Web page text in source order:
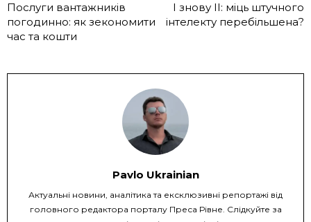
Послуги вантажників
погодинно: як зекономити
час та кошти
І знову ІІ: міць штучного
інтелекту перебільшена?
Pavlo Ukrainian
Актуальні новини, аналітика та ексклюзивні репортажі від
головного редактора порталу Преса Рівне. Слідкуйте за